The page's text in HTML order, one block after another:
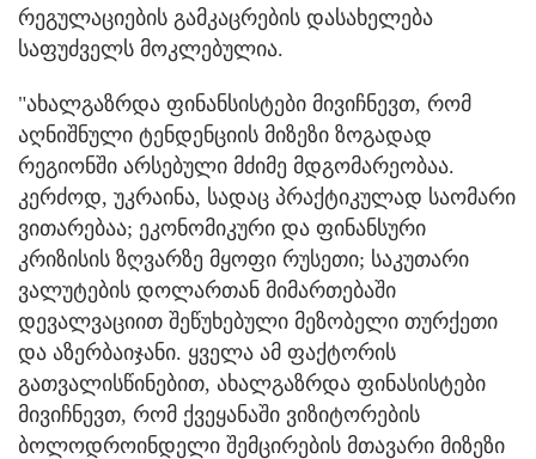
რეგულაციების გამკაცრების დასახელება
საფუძველს მოკლებულია.
"ახალგაზრდა ფინანსისტები მივიჩნევთ, რომ
აღნიშნული ტენდენციის მიზეზი ზოგადად
რეგიონში არსებული მძიმე მდგომარეობაა.
კერძოდ, უკრაინა, სადაც პრაქტიკულად საომარი
ვითარებაა; ეკონომიკური და ფინანსური
კრიზისის ზღვარზე მყოფი რუსეთი; საკუთარი
ვალუტების დოლართან მიმართებაში
დევალვაციით შეწუხებული მეზობელი თურქეთი
და აზერბაიჯანი. ყველა ამ ფაქტორის
გათვალისწინებით, ახალგაზრდა ფინასისტები
მივიჩნევთ, რომ ქვეყანაში ვიზიტორების
ბოლოდროინდელი შემცირების მთავარი მიზეზი